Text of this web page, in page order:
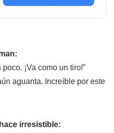
¡Va como un tiro!”
aguanta. Increíble por este
irresistible: